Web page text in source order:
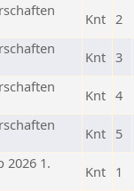
Knt 2
Knt 3
Knt 4
Knt 5
2026 1.
Knt 1